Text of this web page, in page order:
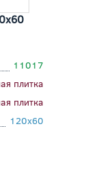
11017
плитка
плитка
120x60